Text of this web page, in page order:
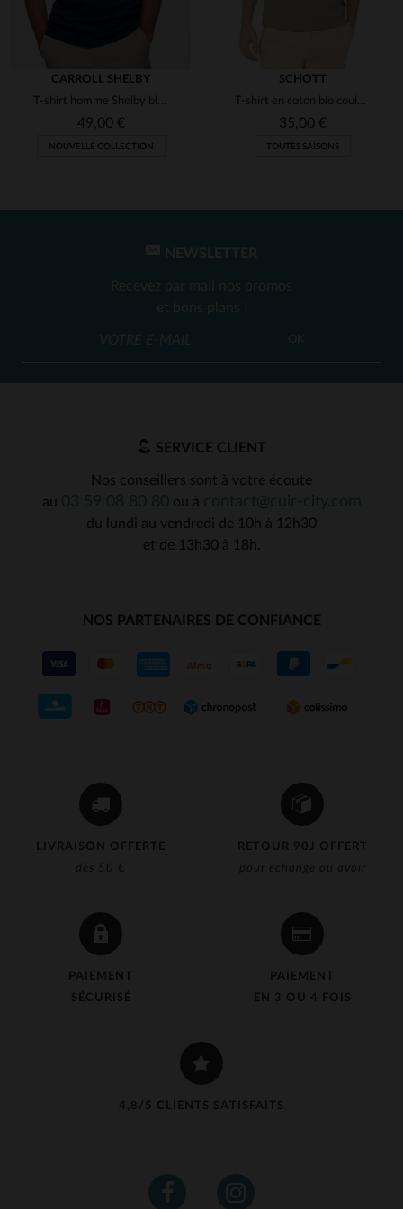
CARROLL SHELBY
T-shirt homme Shelby bleu marine
49,00 €
NOUVELLE COLLECTION
SCHOTT
T-shirt en coton bio couleur ciment illustration cartoon
35,00 €
TOUTES SAISONS
LIVRAISON OFFERTE
dès 50 €
RETOUR 90J OFFERT
pour échange ou avoir
PAIEMENT
SÉCURISÉ
PAIEMENT
EN 3 OU 4 FOIS
4,8/5 CLIENTS SATISFAITS
NEWSLETTER
Recevez par mail nos promos
et bons plans !
OK
SERVICE CLIENT
Nos conseillers sont à votre écoute
au
ou à
du lundi au vendredi de 10h à 12h30
et de 13h30 à 18h.
NOS PARTENAIRES DE CONFIANCE